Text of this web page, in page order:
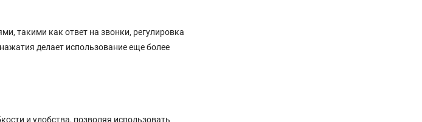
такими как ответ на звонки, регулировка
делает использование еще более
и удобства, позволяя использовать